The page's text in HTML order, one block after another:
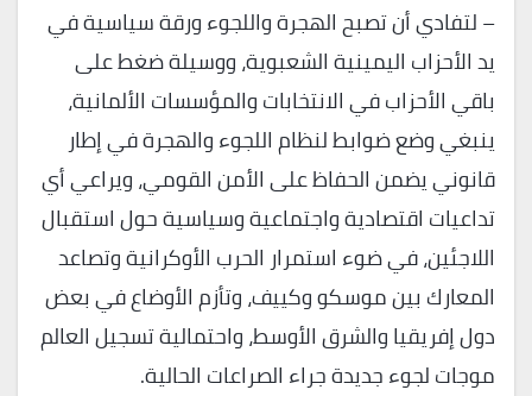
– لتفادي أن تصبح الهجرة واللجوء ورقة سياسية في
يد الأحزاب اليمينية الشعبوية، ووسيلة ضغط على
باقي الأحزاب في الانتخابات والمؤسسات الألمانية،
ينبغي وضع ضوابط لنظام اللجوء والهجرة في إطار
قانوني يضمن الحفاظ على الأمن القومي، ويراعي أي
تداعيات اقتصادية واجتماعية وسياسية حول استقبال
اللاجئين، في ضوء استمرار الحرب الأوكرانية وتصاعد
المعارك بين موسكو وكييف، وتأزم الأوضاع في بعض
دول إفريقيا والشرق الأوسط، واحتمالية تسجيل العالم
موجات لجوء جديدة جراء الصراعات الحالية.